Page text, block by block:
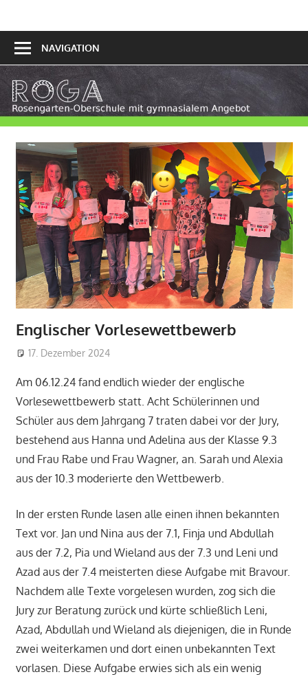
springen
Rosengarten
Oberschule
gymnasialem
NAVIGATION
Englischer Vorlesewettbewerb
17. Dezember 2024
Am 06.12.24 fand endlich wieder der englische
Vorlesewettbewerb statt. Acht Schülerinnen und
Schüler aus dem Jahrgang 7 traten dabei vor der Jury,
bestehend aus Hanna und Adelina aus der Klasse 9.3
und Frau Rabe und Frau Wagner, an. Sarah und Alexia
aus der 10.3 moderierte den Wettbewerb.
In der ersten Runde lasen alle einen ihnen bekannten
Text vor. Jan und Nina aus der 7.1, Finja und Abdullah
aus der 7.2, Pia und Wieland aus der 7.3 und Leni und
Azad aus der 7.4 meisterten diese Aufgabe mit Bravour.
Nachdem alle Texte vorgelesen wurden, zog sich die
Jury zur Beratung zurück und kürte schließlich Leni,
Azad, Abdullah und Wieland als diejenigen, die in Runde
zwei weiterkamen und dort einen unbekannten Text
vorlasen. Diese Aufgabe erwies sich als ein wenig